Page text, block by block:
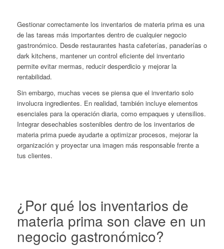
Gestionar correctamente los inventarios de materia primaes una
de las tareas más importantes dentro de cualquier negocio
gastronómico. Desde restaurantes hasta cafeterías, panaderías o
dark kitchens, mantener un control eficiente del inventario
permite evitar mermas, reducir desperdicio y mejorar la
rentabilidad.
Sin embargo, muchas veces se piensa que el inventario solo
involucra ingredientes. En realidad, también incluye elementos
esenciales para la operación diaria, como empaques y utensilios.
Integrardesechables sostenibles dentro de los inventarios de
materia primapuede ayudarte a optimizar procesos, mejorar la
organización y proyectar una imagen más responsable frente a
tus clientes.
¿Por qué los inventarios de
materia prima son clave en un
negocio gastronómico?